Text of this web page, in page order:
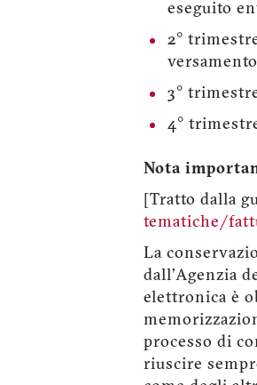
eseguito
2°
3°
4°
Nota
[Tratto dalla
tematiche/
La
dall’Agenzia
elettronica è
processo di
riuscire